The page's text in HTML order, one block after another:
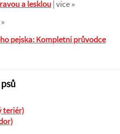
a lesklou| více »
pejska: Kompletní průvodce
teriér)